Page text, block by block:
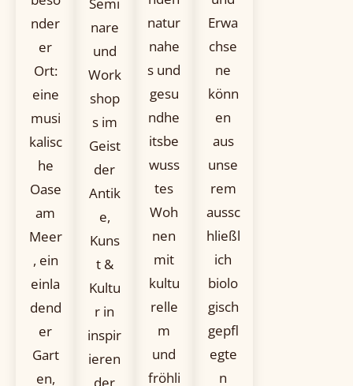
nder
er
Ort:
eine
musi
kalisc
he
Oase
am
Meer
, ein
einla
dend
er
Gart
en,
nare
und
Work
shop
s im
Geist
der
Antik
e,
Kuns
t &
Kultu
r in
inspir
ieren
der
natur
nahe
s und
gesu
ndhe
itsbe
wuss
tes
Woh
nen
mit
kultu
relle
m
und
fröhli
Erwa
chse
ne
könn
en
aus
unse
rem
aussc
hließl
ich
biolo
gisch
gepfl
egte
n